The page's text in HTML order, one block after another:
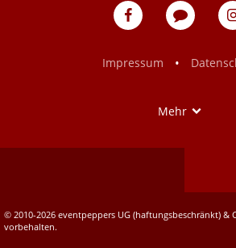
eventpeppers
Blog
Impressum
•
Mehr
© 2010-2026 eventpeppers UG (haftungsbeschränkt) &
vorbehalten.